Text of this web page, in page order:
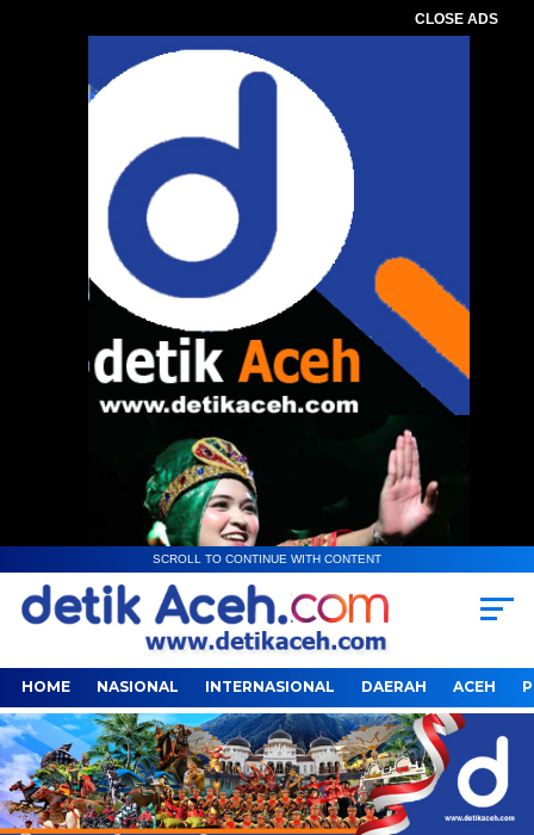
CLOSE ADS
SCROLL TO CONTINUE WITH CONTENT
HOME NASIONAL INTERNASIONAL DAERAH ACEH